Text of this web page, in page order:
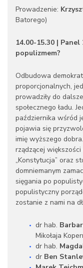
Prowadzenie:
Batorego)
14.00-15.30 |
populizmem?
Odbudowa
proporcjonalnych,
prowadziły do
społecznego ładu.
października wśród
pojawia się
imię wyższego
rządzącej
„Konstytucja” oraz
domniemanym
sięgania po
populistyczny
zostanie z nami na
dr hab.
Mikołaja
dr hab.
dr Ben